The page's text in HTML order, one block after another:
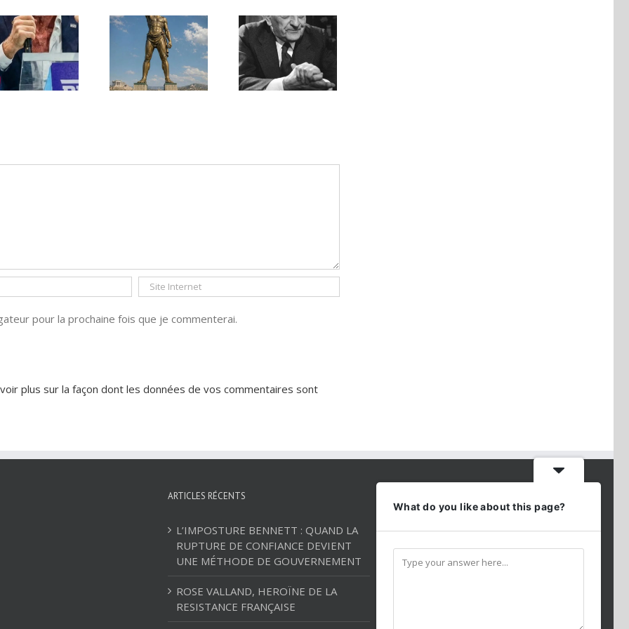
Ile de Rhodes ;
un foyer juif
déserté
Une lettre
inédite de
Malraux sur
l’État d’Israël |
PAR « LA REGLE
pour la prochaine fois que je commenterai.
plus sur la façon dont les données de vos commentaires sont
ARTICLES RÉCENTS
L’IMPOSTURE BENNETT : QUAND LA
RUPTURE DE CONFIANCE DEVIENT
UNE MÉTHODE DE GOUVERNEMENT
ROSE VALLAND, HEROÏNE DE LA
RESISTANCE FRANÇAISE
Téléphone:01 86 98 27 27
Mobile:054 2544520
Email:andredarmon78@gmail.com
What do you like about this page?